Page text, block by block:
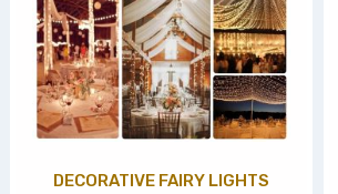
DECORATIVE FAIRY LIGHTS